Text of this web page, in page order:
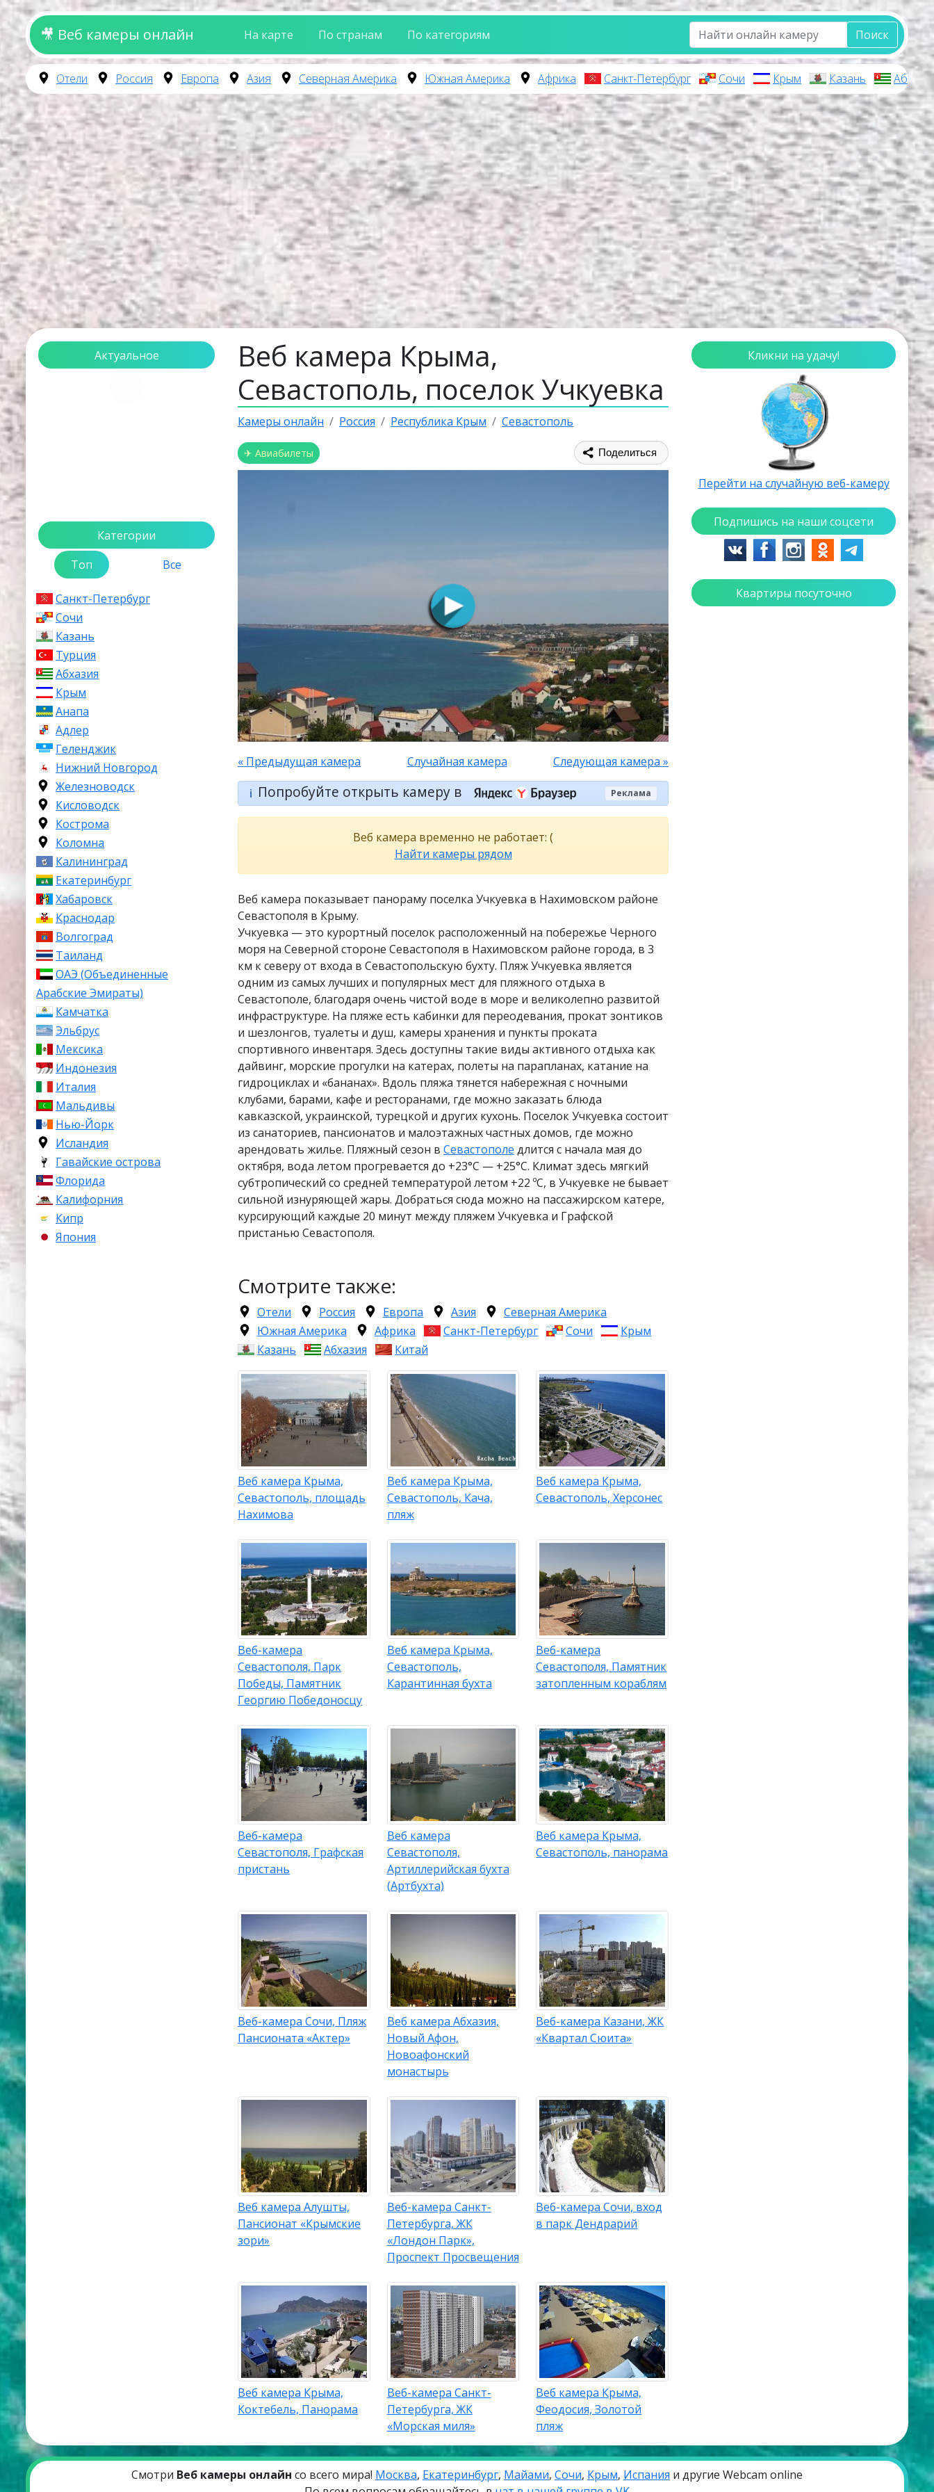
🎥 Веб камеры онлайн На карте По странам По категориям Поиск
Отели Россия Европа Азия Северная Америка Южная Америка Африка Санкт-Петербург Сочи Крым Казань
Актуальное
Категории
Топ
Все
Санкт-Петербург
Сочи
Казань
Турция
Абхазия
Крым
Анапа
Адлер
Геленджик
Нижний Новгород
Железноводск
Кисловодск
Кострома
Коломна
Калининград
Екатеринбург
Хабаровск
Краснодар
Волгоград
Таиланд
ОАЭ (Объединенные
Арабские Эмираты)
Камчатка
Эльбрус
Мексика
Индонезия
Италия
Мальдивы
Нью-Йорк
Исландия
Гавайские острова
Флорида
Калифорния
Кипр
Япония
Веб камера Крыма,
Севастополь, поселок Учкуевка
Камеры онлайн Россия Республика Крым Севастополь
✈ Авиабилеты Поделиться
« Предыдущая камера Случайная камера Следующая камера »
ℹ️ Попробуйте открыть камеру в Реклама
Веб камера временно не работает: (
Найти камеры рядом
Веб камера показывает панораму поселка Учкуевка в Нахимовском районе
Севастополя в Крыму.
Учкуевка — это курортный поселок расположенный на побережье Черного
моря на Северной стороне Севастополя в Нахимовском районе города, в 3
км к северу от входа в Севастопольскую бухту. Пляж Учкуевка является
одним из самых лучших и популярных мест для пляжного отдыха в
Севастополе, благодаря очень чистой воде в море и великолепно развитой
инфраструктуре. На пляже есть кабинки для переодевания, прокат зонтиков
и шезлонгов, туалеты и душ, камеры хранения и пункты проката
спортивного инвентаря. Здесь доступны такие виды активного отдыха как
дайвинг, морские прогулки на катерах, полеты на парапланах, катание на
гидроциклах и «бананах». Вдоль пляжа тянется набережная с ночными
клубами, барами, кафе и ресторанами, где можно заказать блюда
кавказской, украинской, турецкой и других кухонь. Поселок Учкуевка состоит
из санаториев, пансионатов и малоэтажных частных домов, где можно
арендовать жилье. Пляжный сезон в Севастополе длится с начала мая до
октября, вода летом прогревается до +23°С — +25°С. Климат здесь мягкий
субтропический со средней температурой летом +22 ºС, в Учкуевке не бывает
сильной изнуряющей жары. Добраться сюда можно на пассажирском катере,
курсирующий каждые 20 минут между пляжем Учкуевка и Графской
пристанью Севастополя.
Смотрите также:
Отели Россия Европа Азия
Северная Америка
Южная Америка
Африка Санкт-Петербург Сочи
Крым
Казань
Абхазия Китай
Веб камера Крыма,
Севастополь, площадь
Нахимова
Веб камера Крыма,
Севастополь, Кача,
пляж
Веб камера Крыма,
Севастополь, Херсонес
Веб-камера
Севастополя, Парк
Победы, Памятник
Георгию Победоносцу
Веб камера Крыма,
Севастополь,
Карантинная бухта
Веб-камера
Севастополя, Памятник
затопленным кораблям
Веб-камера
Севастополя, Графская
пристань
Веб камера
Севастополя,
Артиллерийская бухта
(Артбухта)
Веб камера Крыма,
Севастополь, панорама
Веб-камера Сочи, Пляж
Пансионата «Актер»
Веб камера Абхазия,
Новый Афон,
Новоафонский
монастырь
Веб-камера Казани, ЖК
«Квартал Сюита»
Веб камера Алушты,
Пансионат «Крымские
зори»
Веб-камера Санкт-
Петербурга, ЖК
«Лондон Парк»,
Проспект Просвещения
Веб-камера Сочи, вход
в парк Дендрарий
Веб камера Крыма,
Коктебель, Панорама
Веб-камера Санкт-
Петербурга, ЖК
«Морская миля»
Веб камера Крыма,
Феодосия, Золотой
пляж
Кликни на удачу!
Перейти на случайную веб-камеру
Подпишись на наши соцсети
Квартиры посуточно
Смотри Веб камеры онлайн со всего мира! Москва, Екатеринбург, Майами, Сочи, Крым, Испания и другие Webcam online